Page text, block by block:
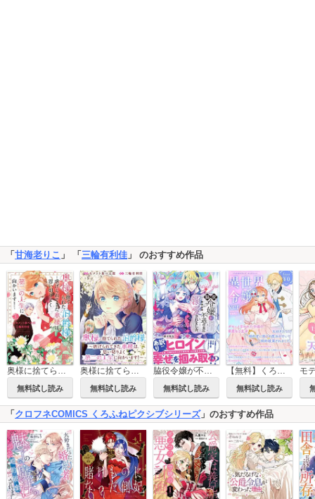
「甘海老りこ 」 「三輪有利佳 」 のおすすめ作品
奥様に捨てられた伯爵様～虐げられてきた奥様は、思い切りよく第二の人生に向かいます！～
無料試し読み
奥様に捨てられた伯爵様～虐げられてきた奥様は、思い切りよく第二の人生に向かいます！～ 【連載版】
無料試し読み
脇役令嬢が不遇の末に溺愛されました アンソロジー
無料試し読み
【無料】くろふねピクシブ コレクション
無料試し読み
「 クロフネCOMICS くろふねピクシブシリーズ」のおすすめ作品